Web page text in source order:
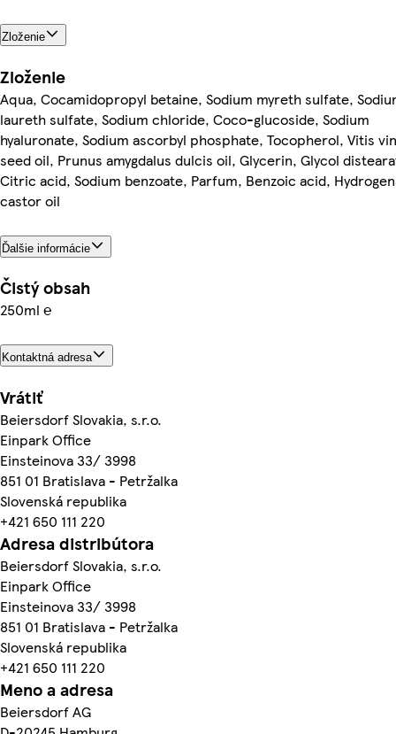
Zloženie
Zloženie
Aqua, Cocamidopropyl betaine, Sodium myreth sulfate,
laureth sulfate, Sodium chloride, Coco-glucoside, Sodium
hyaluronate, Sodium ascorbyl phosphate, Tocopherol, Vitis
seed oil, Prunus amygdalus dulcis oil, Glycerin, Glycol
Citric acid, Sodium benzoate, Parfum, Benzoic acid,
castor oil
Ďalšie informácie
Čistý obsah
250ml ℮
Kontaktná adresa
Vrátiť
Beiersdorf Slovakia, s.r.o.
Einpark Office
Einsteinova 33/ 3998
851 01 Bratislava - Petržalka
Slovenská republika
+421 650 111 220
Adresa distribútora
Beiersdorf Slovakia, s.r.o.
Einpark Office
Einsteinova 33/ 3998
851 01 Bratislava - Petržalka
Slovenská republika
+421 650 111 220
Meno a adresa
Beiersdorf AG